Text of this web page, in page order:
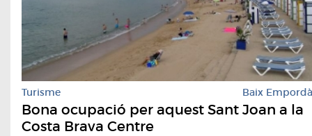
Turisme Baix Empordà
Bona ocupació per aquest Sant Joan a la
Costa Brava Centre